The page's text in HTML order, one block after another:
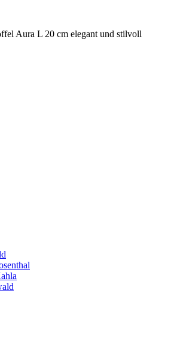
Aura L 20 cm elegant und stilvoll